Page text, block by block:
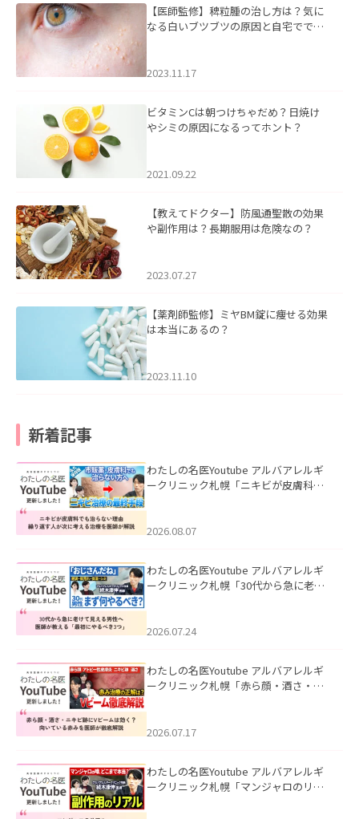
【医師監修】稗粒腫の治し方は？気に
なる白いブツブツの原因と自宅ででき
2023.11.17
ビタミンCは朝つけちゃだめ？日焼け
やシミの原因になるってホント？
2021.09.22
【教えてドクター】防風通聖散の効果
や副作用は？長期服用は危険なの？
2023.07.27
【薬剤師監修】ミヤBM錠に痩せる効果
は本当にあるの？
2023.11.10
新着記事
わたしの名医Youtube アルバアレルギ
ークリニック札幌「ニキビが皮膚科で
ました。
2026.08.07
わたしの名医Youtube アルバアレルギ
ークリニック札幌「30代から急に老け
た。
2026.07.24
わたしの名医Youtube アルバアレルギ
ークリニック札幌「赤ら顔・酒さ・ニ
した。
2026.07.17
わたしの名医Youtube アルバアレルギ
ークリニック札幌「マンジャロのリア